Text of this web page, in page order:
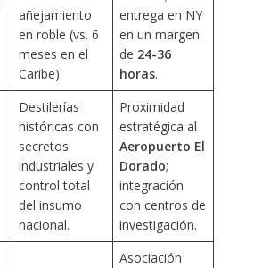
añejamiento
en roble (vs. 6
meses en el
Caribe).
entrega en NY
en un margen
de 24-36
horas.
Destilerías
históricas con
secretos
industriales y
control total
del insumo
nacional.
Proximidad
estratégica al
Aeropuerto El
Dorado;
integración
con centros de
investigación.
Asociación